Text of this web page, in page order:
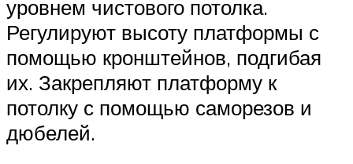
уровнем чистового потолка.
Регулируют высоту платформы с
помощью кронштейнов, подгибая
их. Закрепляют платформу к
потолку с помощью саморезов и
дюбелей.